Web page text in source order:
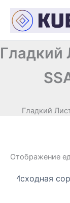
содержимому
Гладкий
Гладкий
Отображение